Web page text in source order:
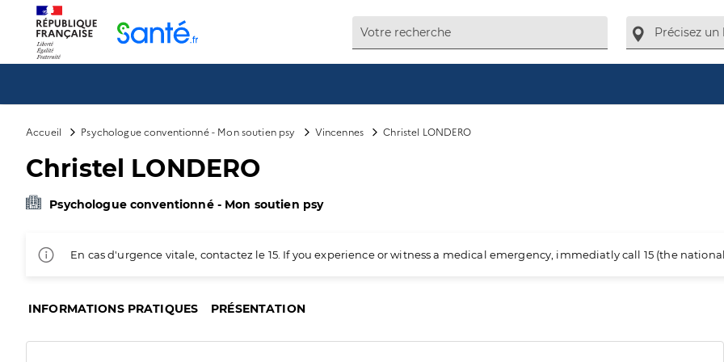
Accueil Psychologue conventionné - Mon soutien psy Vincennes Christel LONDERO
Christel LONDERO
Psychologue conventionné - Mon soutien psy
En cas d'urgence vitale, contactez le 15. If you experience or witness a medical emergency, immediatly call 15 (the
INFORMATIONS PRATIQUES PRÉSENTATION
Panneau de gestion des cookies